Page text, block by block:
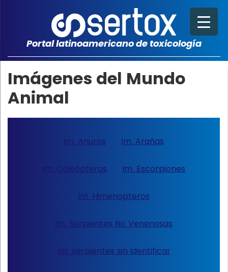
Portal latinoamericano de toxicología
Imágenes del Mundo
Animal
Im. Anuros Im. Arañas
Im. Coleópteros Im. Escorpiones
Im. Himenopteros
Im. Serpientes No Venenosas
Im. serpientes sin identificar